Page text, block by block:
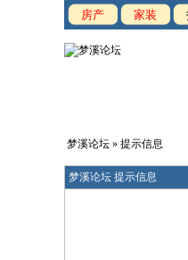
房产 家装
梦溪论坛 » 提示信息
梦溪论坛 提示信息